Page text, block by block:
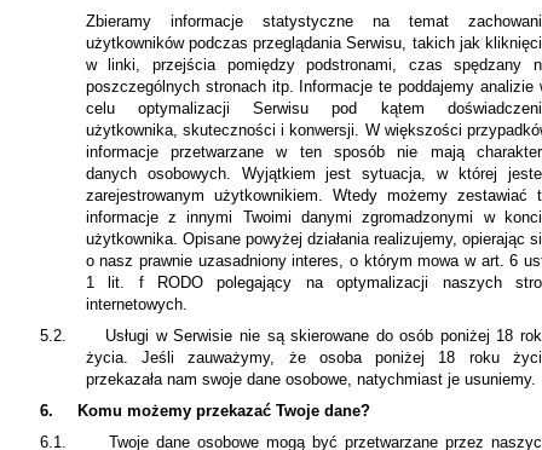
Zbieramy informacje statystyczne na temat
użytkowników podczas przeglądania Serwisu, takich jak
w linki, przejścia pomiędzy podstronami, czas spędzany
poszczególnych stronach itp. Informacje te poddajemy analizie
celu optymalizacji Serwisu pod kątem
użytkownika, skuteczności i konwersji. W większości
informacje przetwarzane w ten sposób nie mają
danych osobowych. Wyjątkiem jest sytuacja, w której
zarejestrowanym użytkownikiem. Wtedy możemy zestawiać
informacje z innymi Twoimi danymi zgromadzonymi w
użytkownika. Opisane powyżej działania realizujemy, opierając
o nasz prawnie uzasadniony interes, o którym mowa w art. 6
1 lit. f RODO polegający na optymalizacji naszych
internetowych.
5.2.
Usługi w Serwisie nie są skierowane do osób poniżej 18
życia. Jeśli zauważymy, że osoba poniżej 18 roku
przekazała nam swoje dane osobowe, natychmiast je usuniemy.
6.
Komu możemy przekazać Twoje dane?
6.1.
Twoje dane osobowe mogą być przetwarzane przez